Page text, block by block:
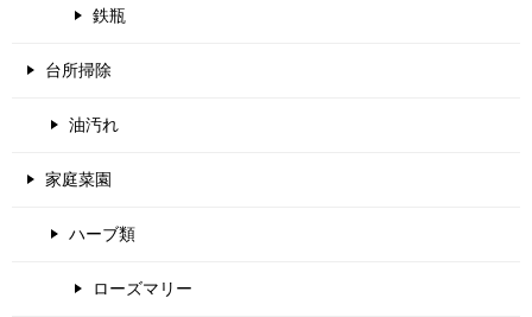
鉄瓶
台所掃除
油汚れ
家庭菜園
ハーブ類
ローズマリー